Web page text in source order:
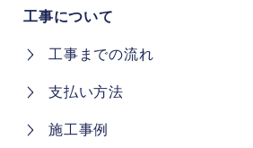
工事までの流れ
施工事例
支払い方法
工事について